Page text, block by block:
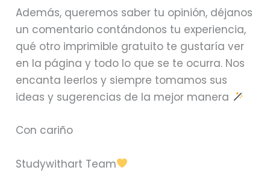
Además, queremos saber tu opinión, déjanos
un comentario contándonos tu experiencia,
qué otro imprimible gratuito te gustaría ver
en la página y todo lo que se te ocurra. Nos
encanta leerlos y siempre tomamos sus
ideas y sugerencias de la mejor manera
Con cariño
Studywithart Team